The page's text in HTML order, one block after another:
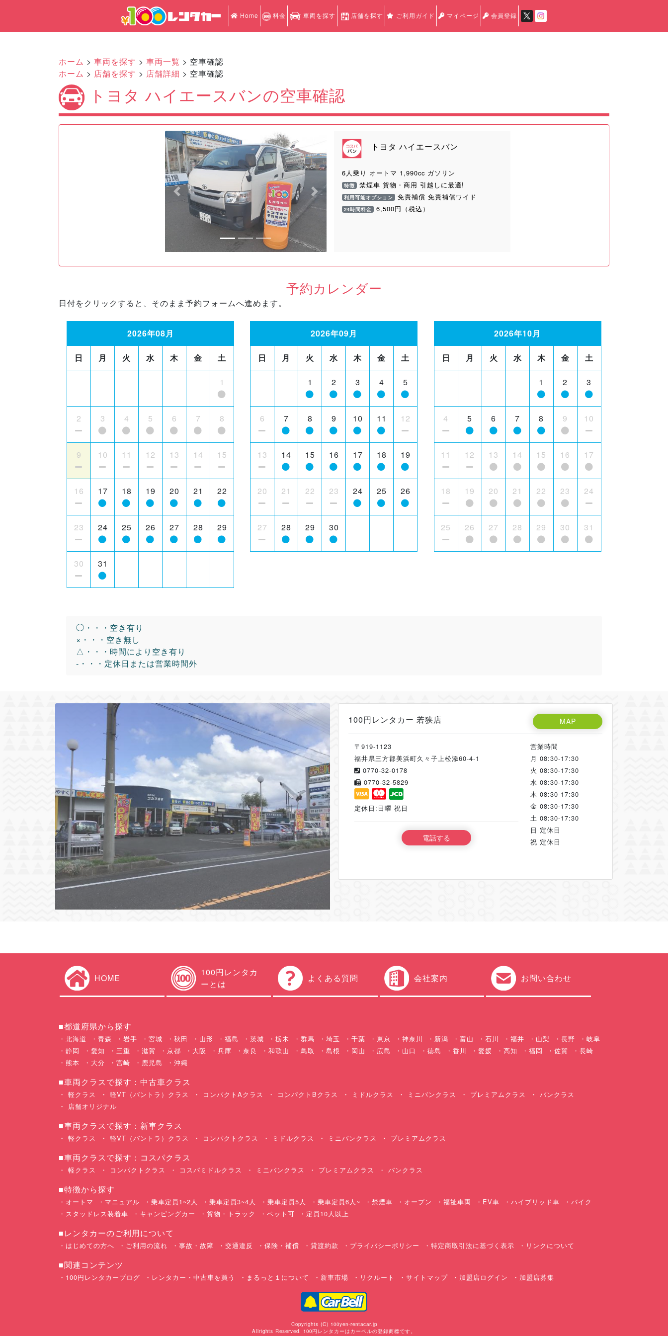
Home 料金 車両を探す 店舗を探す ご利用ガイド マイページ 会員登録
ホーム > 車両を探す > 車両一覧 > 空車確認
ホーム > 店舗を探す > 店舗詳細 > 空車確認
トヨタ ハイエースバンの空車確認
Previous Next
トヨタ ハイエースバン
6人乗り オートマ 1,990cc ガソリン
特徴 禁煙車 貨物・商用 引越しに最適!
利用可能オプション 免責補償 免責補償ワイド
24時間料金 6,500円（税込）
予約カレンダー
日付をクリックすると、そのまま予約フォームへ進めます。
2026年08月
日 月 火 水 木 金 土
1
2 3 4 5 6 7 8
9 10 11 12 13 14 15
16 17 18 19 20 21 22
23 24 25 26 27 28 29
30 31
2026年09月
日 月 火 水 木 金 土
1 2 3 4 5
6 7 8 9 10 11 12
13 14 15 16 17 18 19
20 21 22 23 24 25 26
27 28 29 30
2026年10月
日 月 火 水 木 金 土
1 2 3
4 5 6 7 8 9 10
11 12 13 14 15 16 17
18 19 20 21 22 23 24
25 26 27 28 29 30 31
◯・・・空き有り
×・・・空き無し
△・・・時間により空き有り
-・・・定休日または営業時間外
100円レンタカー 若狭店 MAP
〒919-1123
福井県三方郡美浜町久々子上松添60-4-1
0770-32-0178
0770-32-5829
定休日:日曜 祝日
電話する
営業時間
月 08:30-17:30
火 08:30-17:30
水 08:30-17:30
木 08:30-17:30
金 08:30-17:30
土 08:30-17:30
日 定休日
祝 定休日
HOME
100円レンタカ
ーとは
よくある質問 会社案内 お問い合わせ
■都道府県から探す
北海道 青森 岩手 宮城 秋田 山形 福島 茨城 栃木 群馬 埼玉 千葉 東京 神奈川 新潟 富山 石川 福井 山梨 長野
岐阜
静岡
愛知 三重 滋賀 京都 大阪 兵庫 奈良 和歌山 鳥取 島根 岡山 広島 山口 徳島 香川 愛媛 高知 福岡 佐賀
長崎
熊本
大分 宮崎 鹿児島 沖縄
■車両クラスで探す：中古車クラス
軽クラス 軽VT（バントラ）クラス コンパクトAクラス コンパクトBクラス ミドルクラス ミニバンクラス プレミアムクラス
バンクラス
店舗オリジナル
■車両クラスで探す：新車クラス
軽クラス 軽VT（バントラ）クラス コンパクトクラス ミドルクラス ミニバンクラス プレミアムクラス
■車両クラスで探す：コスパクラス
軽クラス コンパクトクラス コスパミドルクラス ミニバンクラス プレミアムクラス バンクラス
■特徴から探す
オートマ マニュアル 乗車定員1~2人 乗車定員3~4人 乗車定員5人 乗車定員6人~ 禁煙車 オープン 福祉車両 EV車 ハイブリッド車
バイク
スタッドレス装着車
キャンピングカー 貨物・トラック ペット可 定員10人以上
■レンタカーのご利用について
はじめての方へ ご利用の流れ 事故・故障 交通違反 保険・補償 貸渡約款 プライバシーポリシー 特定商取引法に基づく表示 リンクについて
■関連コンテンツ
100円レンタカーブログ レンタカー・中古車を買う まるっと１について 新車市場 リクルート サイトマップ 加盟店ログイン 加盟店募集
Copyrights (C) 100yen-rentacar.jp
Allrights Reserved. 100円レンタカーはカーベルの登録商標です。